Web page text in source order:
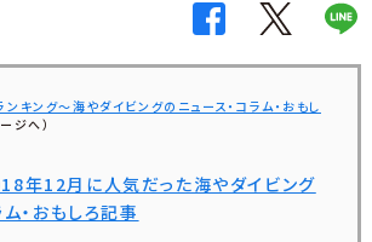
キング～海やダイビングのニュース・コラム・おもし
ジへ）
年12月に人気だった海やダイビング
・おもしろ記事